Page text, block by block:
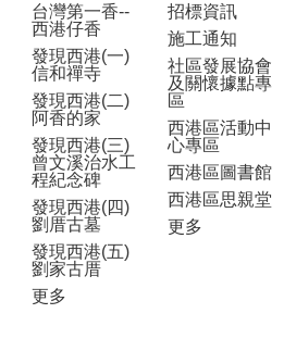
台灣第一香--
西港仔香
發現西港(一)
信和禪寺
發現西港(二)
阿香的家
發現西港(三)
曾文溪治水工
程紀念碑
發現西港(四)
劉厝古墓
發現西港(五)
劉家古厝
更多
招標資訊
施工通知
社區發展協會
及關懷據點專
區
西港區活動中
心專區
西港區圖書館
西港區思親堂
更多